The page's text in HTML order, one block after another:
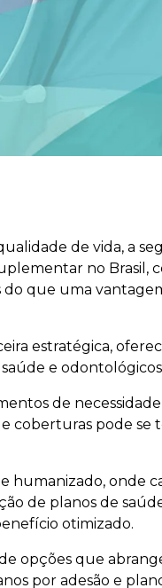
de vida, a
no Brasil,
que uma
estratégica,
e
de
coberturas pode
humanizado, onde
de planos de
otimizado.
opções que
por adesão e